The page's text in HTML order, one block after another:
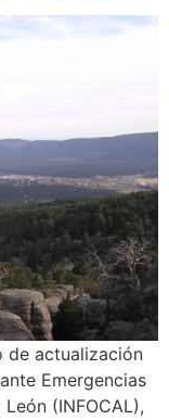
de actualización
Emergencias
(INFOCAL),